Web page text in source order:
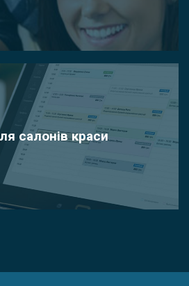
салонів краси